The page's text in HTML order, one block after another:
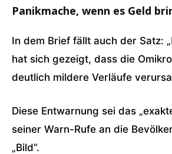
Panikmache, wenn es Geld
In dem Brief fällt auch der Satz:
hat sich gezeigt, dass die
deutlich mildere Verläufe
Diese Entwarnung sei das
seiner Warn-Rufe an die
„Bild“.